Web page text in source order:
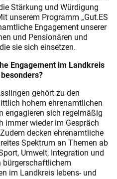
Stärkung und Würdigung
unserem Programm „Gut.ES
Engagement unserer
und Pensionären und
sie sich einsetzen.
Engagement im Landkreis
gehört zu den
hohem ehrenamtlichen
engagieren sich regelmäßig
wieder im Gespräch
decken ehrenamtliche
Spektrum an Themen ab
Umwelt, Integration und
bürgerschaftlichem
im Landkreis lebens- und